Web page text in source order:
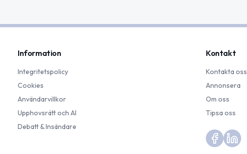
Information
Integritetspolicy
Cookies
Användarvillkor
Upphovsrätt och AI
Debatt & Insändare
Kontakt
Kontakta oss
Annonsera
Om oss
Tipsa oss